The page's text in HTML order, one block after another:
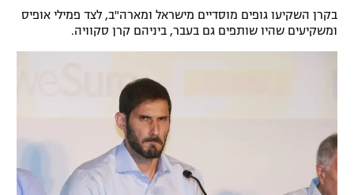
מדיניות פרטיות
תקנון פעילות ספורט 1
רשיון להקרנה פומבית לבית עסק
לוח דרושים – ג'ובנט
גיימינג E-Sports
בקרן השקיעו גופים מוסדיים מישראל ומארה"ב, לצד פמילי אופיס
ומשקיעים שהיו שותפים גם בעבר, ביניהם קרן סקוויה.